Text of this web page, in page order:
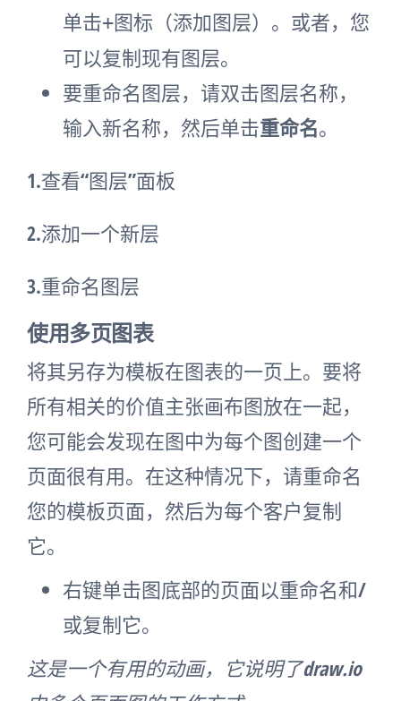
单击+图标（添加图层）。或者，您
可以复制现有图层。
要重命名图层，请双击图层名称，
输入新名称，然后单击重命名。
1.查看“图层”面板
2.添加一个新层
3.重命名图层
使用多页图表
将其另存为模板在图表的一页上。要将
所有相关的价值主张画布图放在一起，
您可能会发现在图中为每个图创建一个
页面很有用。在这种情况下，请重命名
您的模板页面，然后为每个客户复制
它。
右键单击图底部的页面以重命名和/
或复制它。
这是一个有用的动画，它说明了draw.io